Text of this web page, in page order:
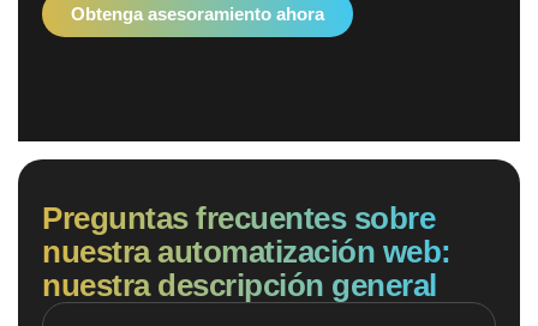
Obtenga asesoramiento ahora
Preguntas frecuentes sobre
nuestra automatización web:
nuestra descripción general